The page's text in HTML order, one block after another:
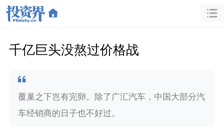
千亿巨头没熬过价格战
覆巢之下岂有完卵。除了广汇汽车，中国大部分汽
车经销商的日子也不好过。